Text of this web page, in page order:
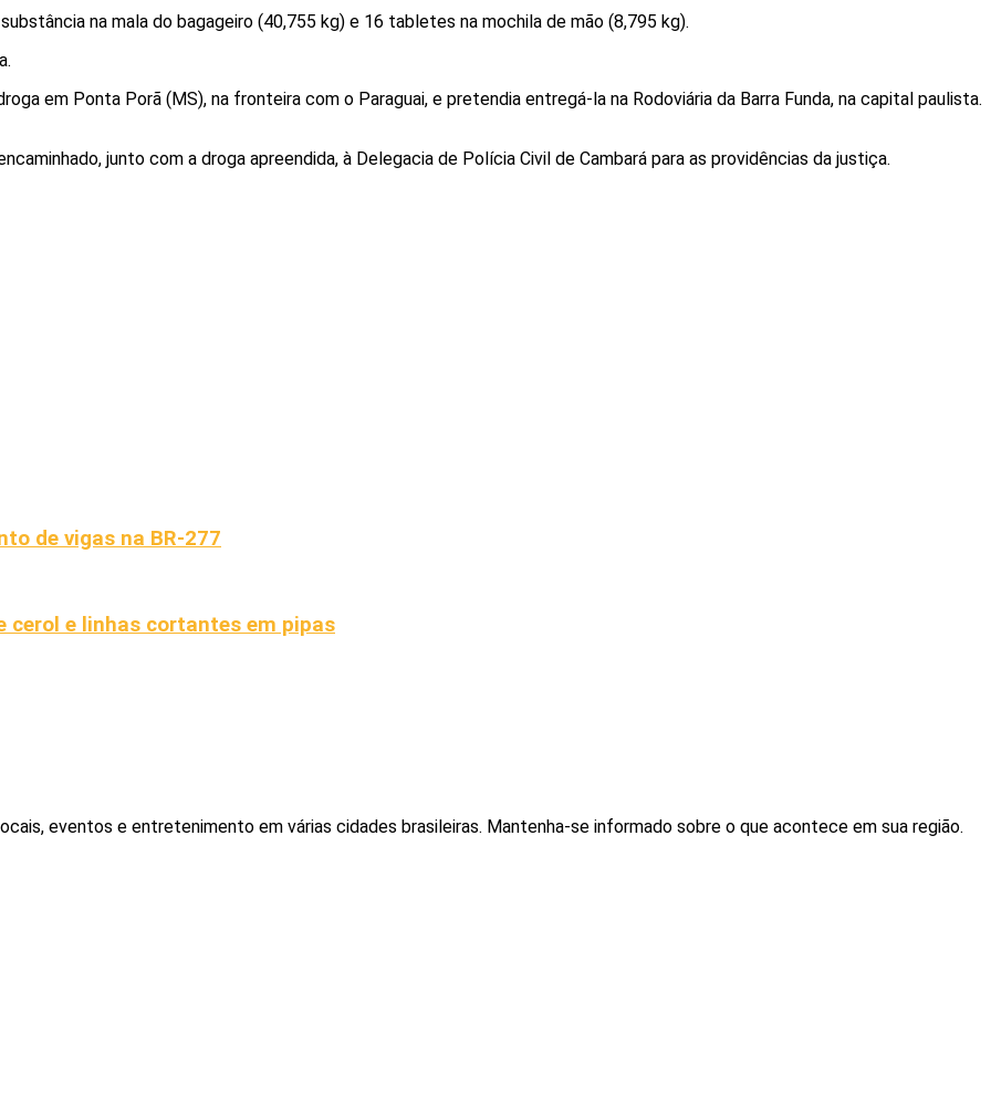
na mala do bagageiro (40,755 kg) e 16 tabletes na mochila de mão (8,795 kg).
em Ponta Porã (MS), na fronteira com o Paraguai, e pretendia entregá-la na Rodoviária da Barra Funda, na capital paulista.
junto com a droga apreendida, à Delegacia de Polícia Civil de Cambará para as providências da justiça.
de vigas na BR-277
cerol e linhas cortantes em pipas
eventos e entretenimento em várias cidades brasileiras. Mantenha-se informado sobre o que acontece em sua região.